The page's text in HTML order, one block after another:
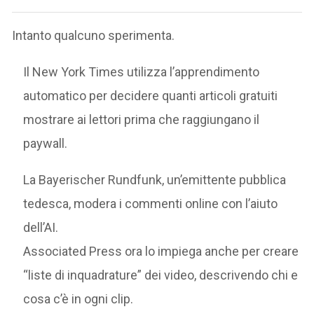
Intanto qualcuno sperimenta.
Il New York Times utilizza l’apprendimento
automatico per decidere quanti articoli gratuiti
mostrare ai lettori prima che raggiungano il
paywall.
La Bayerischer Rundfunk, un’emittente pubblica
tedesca, modera i commenti online con l’aiuto
dell’AI.
Associated Press ora lo impiega anche per creare
“liste di inquadrature” dei video, descrivendo chi e
cosa c’è in ogni clip.